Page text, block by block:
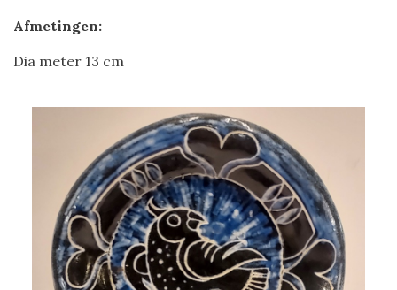
Afmetingen:
Dia meter 13 cm